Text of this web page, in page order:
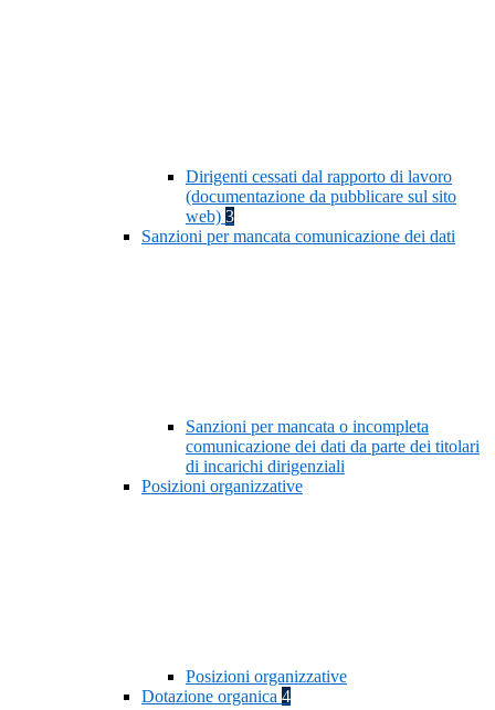
Dirigenti cessati dal rapporto di lavoro
(documentazione da pubblicare sul sito
web) 3
Sanzioni per mancata comunicazione dei dati
Sanzioni per mancata o incompleta
comunicazione dei dati da parte dei titolari
di incarichi dirigenziali
Posizioni organizzative
Posizioni organizzative
Dotazione organica 4